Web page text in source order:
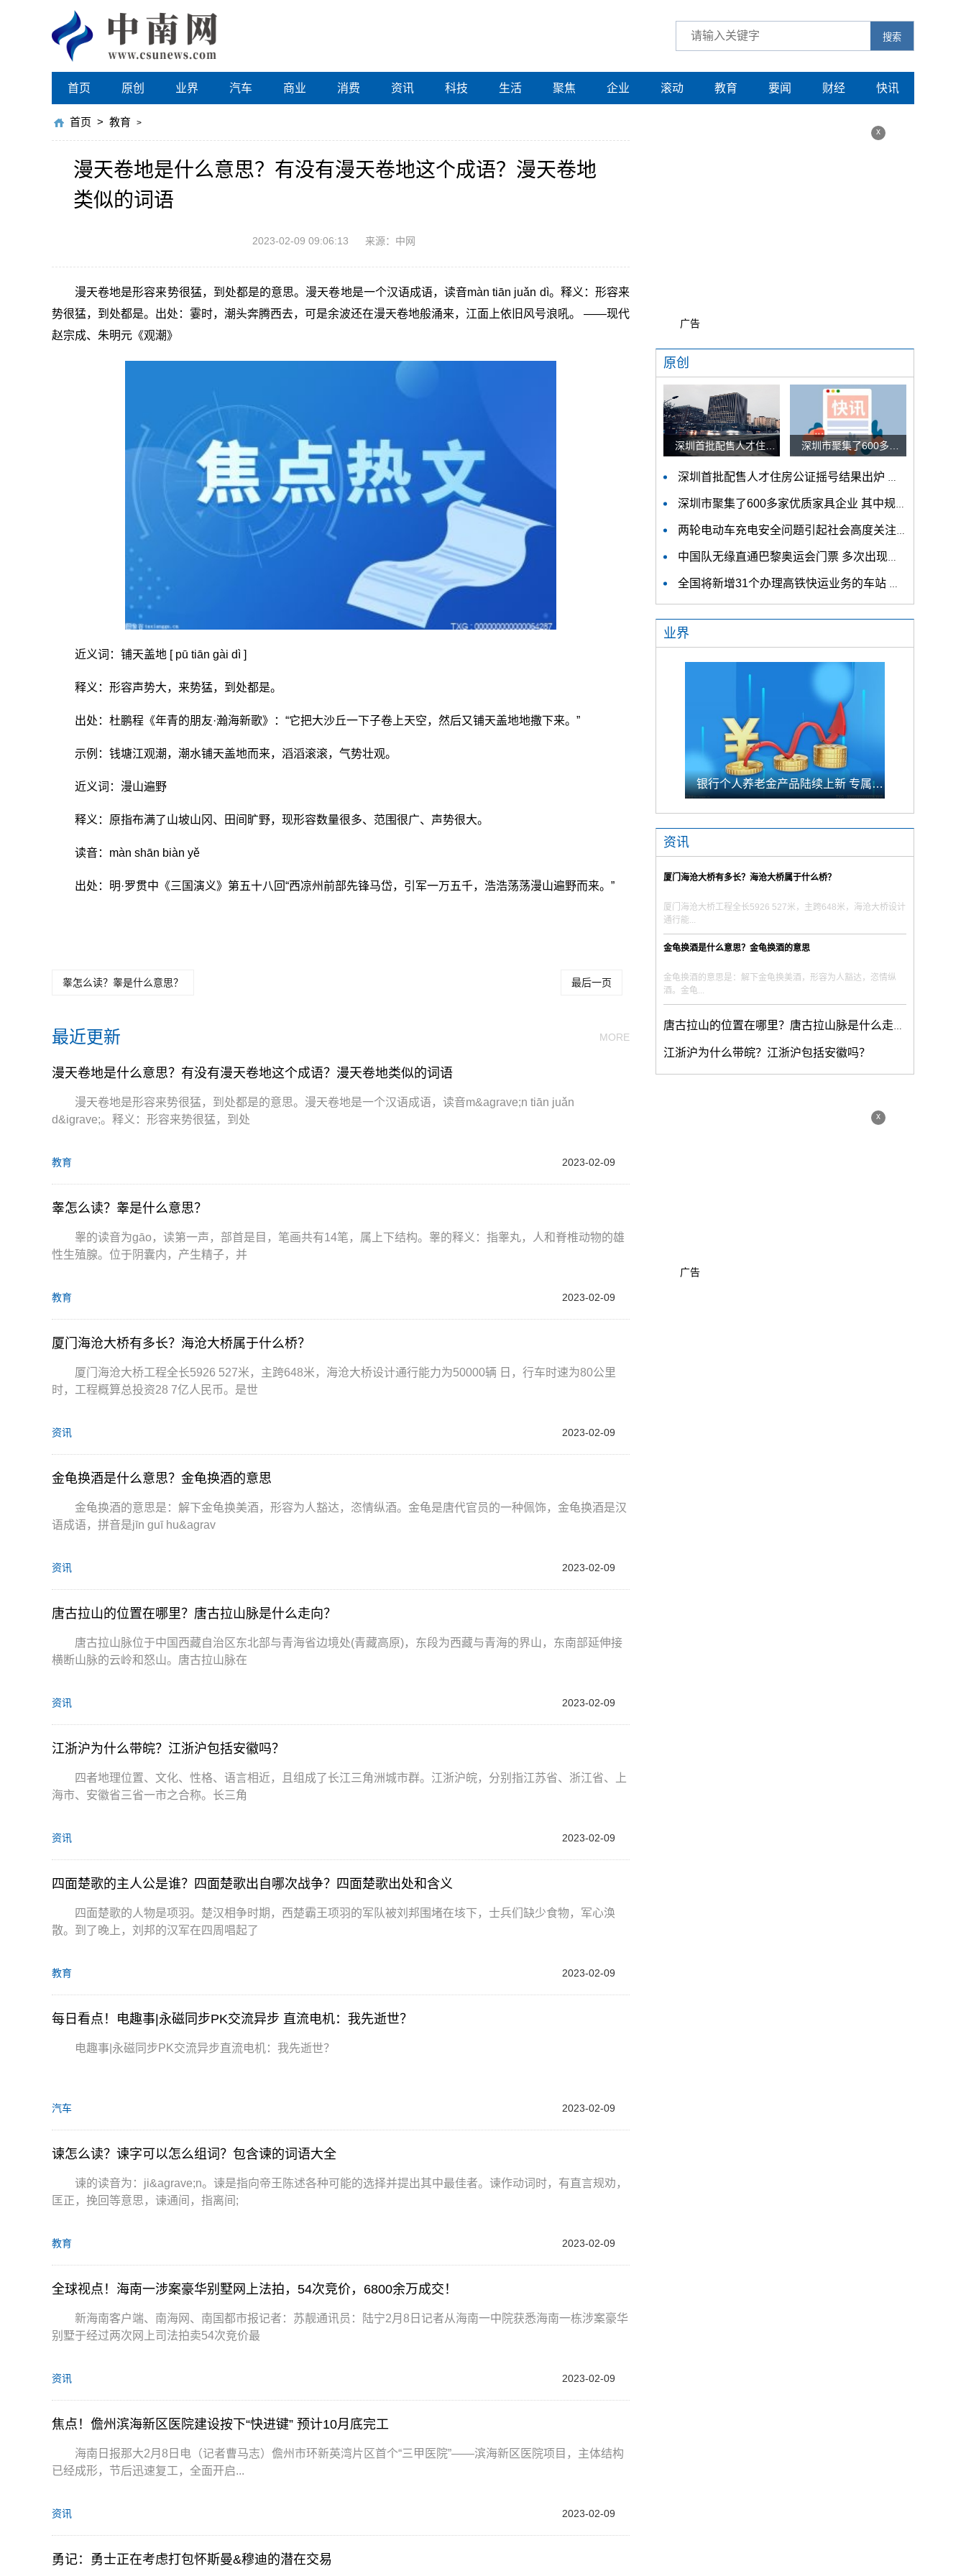
搜索
首页 原创 业界 汽车 商业 消费 资讯 科技 生活 聚焦 企业 滚动 教育 要闻 财经 快讯
首页 > 教育 >
漫天卷地是什么意思？有没有漫天卷地这个成语？漫天卷地
类似的词语
2023-02-09 09:06:13 来源：中网
漫天卷地是形容来势很猛，到处都是的意思。漫天卷地是一个汉语成语，读音màn tiān juǎn dì。释义：形容来
势很猛，到处都是。出处：霎时，潮头奔腾西去，可是余波还在漫天卷地般涌来，江面上依旧风号浪吼。 ——现代
赵宗成、朱明元《观潮》
近义词：铺天盖地 [ pū tiān gài dì ]
释义：形容声势大，来势猛，到处都是。
出处：杜鹏程《年青的朋友·瀚海新歌》：“它把大沙丘一下子卷上天空，然后又铺天盖地地撒下来。”
示例：钱塘江观潮，潮水铺天盖地而来，滔滔滚滚，气势壮观。
近义词：漫山遍野
释义：原指布满了山坡山冈、田间旷野，现形容数量很多、范围很广、声势很大。
读音：màn shān biàn yě
出处：明·罗贯中《三国演义》第五十八回“西凉州前部先锋马岱，引军一万五千，浩浩荡荡漫山遍野而来。”
睾怎么读？睾是什么意思？ 最后一页
最近更新 MORE
漫天卷地是什么意思？有没有漫天卷地这个成语？漫天卷地类似的词语
漫天卷地是形容来势很猛，到处都是的意思。漫天卷地是一个汉语成语，读音m&agrave;n tiān juǎn
d&igrave;。释义：形容来势很猛，到处
教育 2023-02-09
睾怎么读？睾是什么意思？
睾的读音为gāo，读第一声，部首是目，笔画共有14笔，属上下结构。睾的释义：指睾丸，人和脊椎动物的雄
性生殖腺。位于阴囊内，产生精子，并
教育 2023-02-09
厦门海沧大桥有多长？海沧大桥属于什么桥？
厦门海沧大桥工程全长5926 527米，主跨648米，海沧大桥设计通行能力为50000辆 日，行车时速为80公里
时，工程概算总投资28 7亿人民币。是世
资讯 2023-02-09
金龟换酒是什么意思？金龟换酒的意思
金龟换酒的意思是：解下金龟换美酒，形容为人豁达，恣情纵酒。金龟是唐代官员的一种佩饰，金龟换酒是汉
语成语，拼音是jīn guī hu&agrav
资讯 2023-02-09
唐古拉山的位置在哪里？唐古拉山脉是什么走向？
唐古拉山脉位于中国西藏自治区东北部与青海省边境处(青藏高原)，东段为西藏与青海的界山，东南部延伸接
横断山脉的云岭和怒山。唐古拉山脉在
资讯 2023-02-09
江浙沪为什么带皖？江浙沪包括安徽吗？
四者地理位置、文化、性格、语言相近，且组成了长江三角洲城市群。江浙沪皖，分别指江苏省、浙江省、上
海市、安徽省三省一市之合称。长三角
资讯 2023-02-09
四面楚歌的主人公是谁？四面楚歌出自哪次战争？四面楚歌出处和含义
四面楚歌的人物是项羽。楚汉相争时期，西楚霸王项羽的军队被刘邦围堵在垓下，士兵们缺少食物，军心涣
散。到了晚上，刘邦的汉军在四周唱起了
教育 2023-02-09
每日看点！电趣事|永磁同步PK交流异步 直流电机：我先逝世？
电趣事|永磁同步PK交流异步直流电机：我先逝世？
汽车 2023-02-09
谏怎么读？谏字可以怎么组词？包含谏的词语大全
谏的读音为：ji&agrave;n。谏是指向帝王陈述各种可能的选择并提出其中最佳者。谏作动词时，有直言规劝，
匡正，挽回等意思，谏通间，指离间;
教育 2023-02-09
全球视点！海南一涉案豪华别墅网上法拍，54次竞价，6800余万成交！
新海南客户端、南海网、南国都市报记者：苏靓通讯员：陆宁2月8日记者从海南一中院获悉海南一栋涉案豪华
别墅于经过两次网上司法拍卖54次竞价最
资讯 2023-02-09
焦点！儋州滨海新区医院建设按下“快进键” 预计10月底完工
海南日报那大2月8日电（记者曹马志）儋州市环新英湾片区首个“三甲医院”——滨海新区医院项目，主体结构
已经成形，节后迅速复工，全面开启...
资讯 2023-02-09
勇记：勇士正在考虑打包怀斯曼&穆迪的潜在交易
x
广告
原创
深圳首批配售人才住房公证摇号结果出炉 认购家庭将于12月9日起选房
深圳市聚集了600多家优质家具企业 其中规模以上企业占比90%
两轮电动车充电安全问题引起社会高度关注 多措并举强化充电安全监管
中国队无缘直通巴黎奥运会门票 多次出现失误平衡木唐茜靖、罗蕊掉木
全国将新增31个办理高铁快运业务的车站 高铁快运车站将达280个
业界
银行个人养老金产品陆续上新 专属储蓄期限偏1年至5年的中长期
资讯
厦门海沧大桥有多长？海沧大桥属于什么桥？
厦门海沧大桥工程全长5926 527米，主跨648米，海沧大桥设计
通行能...
金龟换酒是什么意思？金龟换酒的意思
金龟换酒的意思是：解下金龟换美酒，形容为人豁达，恣情纵
酒。金龟...
唐古拉山的位置在哪里？唐古拉山脉是什么走向？
江浙沪为什么带皖？江浙沪包括安徽吗？
x
广告